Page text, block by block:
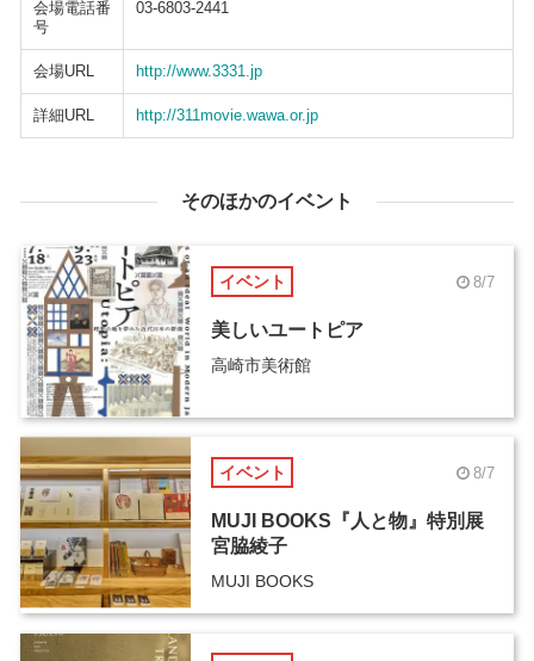
会場電話番
号
03-6803-2441
会場URL http://www.3331.jp
詳細URL http://311movie.wawa.or.jp
そのほかのイベント
イベント 8/7
美しいユートピア
高崎市美術館
イベント 8/7
MUJI BOOKS『人と物』特別展
宮脇綾子
MUJI BOOKS